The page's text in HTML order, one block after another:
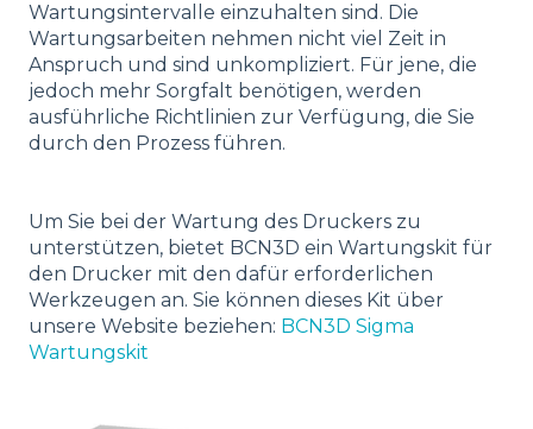
Wartungsintervalle einzuhalten sind. Die
Wartungsarbeiten nehmen nicht viel Zeit in
Anspruch und sind unkompliziert. Für jene, die
jedoch mehr Sorgfalt benötigen, werden
ausführliche Richtlinien zur Verfügung, die Sie
durch den Prozess führen.
Um Sie bei der Wartung des Druckers zu
unterstützen, bietet BCN3D ein Wartungskit für
den Drucker mit den dafür erforderlichen
Werkzeugen an. Sie können dieses Kit über
unsere Website beziehen: BCN3D Sigma
Wartungskit